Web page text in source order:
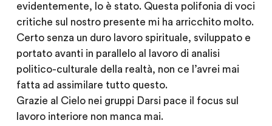
evidentemente, lo è stato. Questa polifonia di voci
critiche sul nostro presente mi ha arricchito molto.
Certo senza un duro lavoro spirituale, sviluppato e
portato avanti in parallelo al lavoro di analisi
politico-culturale della realtà, non ce l’avrei mai
fatta ad assimilare tutto questo.
Grazie al Cielo nei gruppi Darsi pace il focus sul
lavoro interiore non manca mai.